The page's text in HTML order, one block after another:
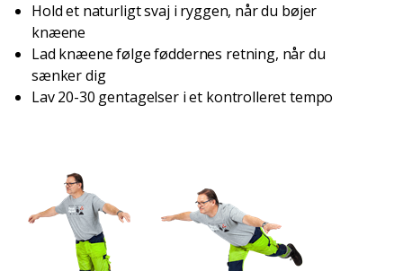
Hold et naturligt svaj i ryggen, når du bøjer
knæene
Lad knæene følge føddernes retning, når du
sænker dig
Lav 20-30 gentagelser i et kontrolleret tempo